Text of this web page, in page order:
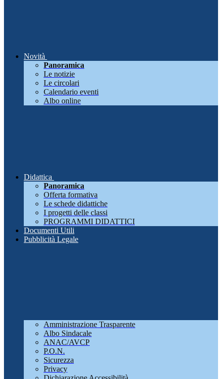
Novità
Panoramica
Le notizie
Le circolari
Calendario eventi
Albo online
Didattica
Panoramica
Offerta formativa
Le schede didattiche
I progetti delle classi
PROGRAMMI DIDATTICI
Documenti Utili
Pubblicità Legale
Amministrazione Trasparente
Albo Sindacale
ANAC/AVCP
P.O.N.
Sicurezza
Privacy